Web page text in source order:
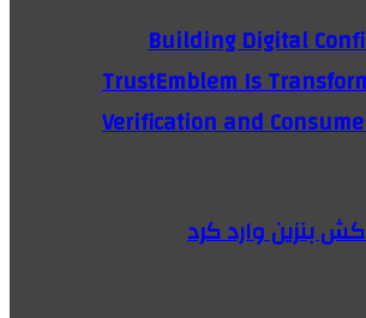
Building Digital
TrustEmblem Is
Verification and
بنزین وارد کرد